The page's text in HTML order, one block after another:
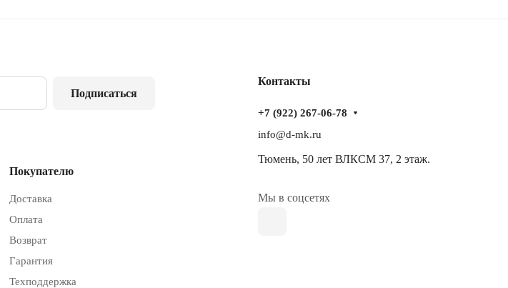
Подписаться
Покупателю
Доставка
Оплата
Возврат
Гарантия
Техподдержка
Контакты
+7 (922) 267-06-78
info@d-mk.ru
Тюмень, ​50 лет ВЛКСМ 37​, 2 этаж.
Мы в соцсетях